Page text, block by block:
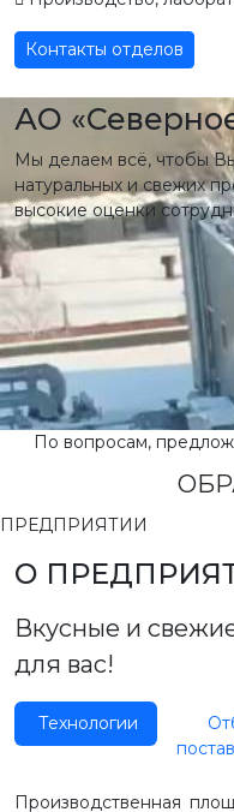
Контакты отделов
АО
Мы делаем всё, чтобы
натуральных и свежих
высокие оценки
По вопросам,
ПРЕДПРИЯТИИ
О
Вкусные и
для вас!
Технологии
Производственная